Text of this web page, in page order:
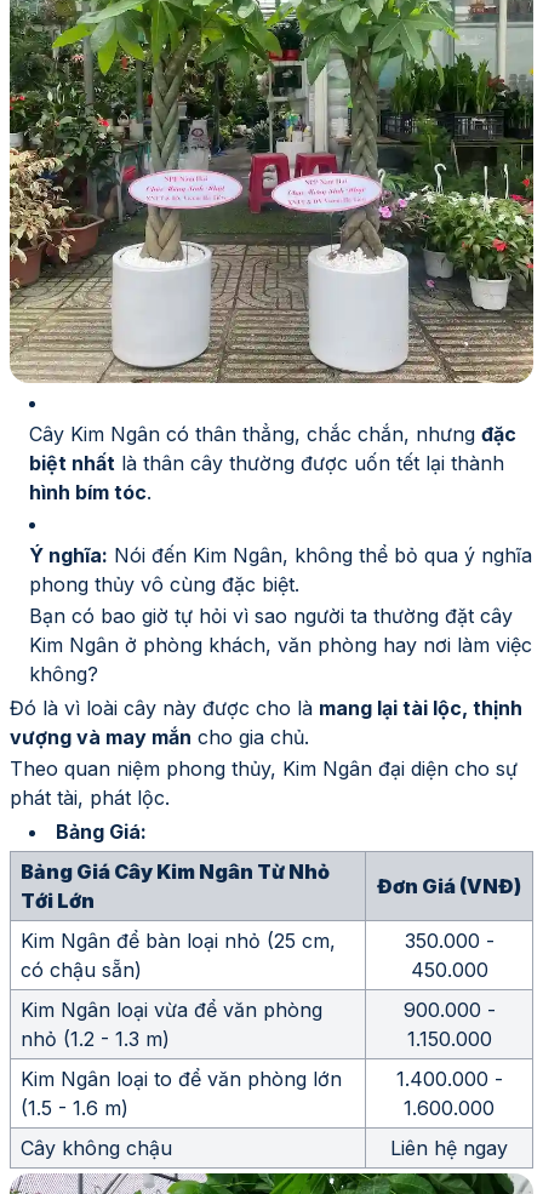
Cây Kim Ngân có thân thẳng, chắc chắn, nhưng đặc
biệt nhất là thân cây thường được uốn tết lại thành
hình bím tóc.
Ý nghĩa: Nói đến Kim Ngân, không thể bỏ qua ý nghĩa
phong thủy vô cùng đặc biệt.
Bạn có bao giờ tự hỏi vì sao người ta thường đặt cây
Kim Ngân ở phòng khách, văn phòng hay nơi làm việc
không?
Đó là vì loài cây này được cho là mang lại tài lộc, thịnh
vượng và may mắn cho gia chủ.
Theo quan niệm phong thủy, Kim Ngân đại diện cho sự
phát tài, phát lộc.
Bảng Giá:
Bảng Giá Cây Kim Ngân Từ Nhỏ
Tới Lớn
Đơn Giá (VNĐ)
Kim Ngân để bàn loại nhỏ (25 cm,
có chậu sẵn)
350.000 -
450.000
Kim Ngân loại vừa để văn phòng
nhỏ (1.2 - 1.3 m)
900.000 -
1.150.000
Kim Ngân loại to để văn phòng lớn
(1.5 - 1.6 m)
1.400.000 -
1.600.000
Cây không chậu
Liên hệ ngay